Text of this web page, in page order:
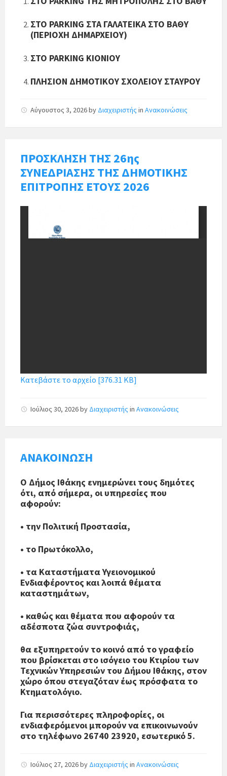
ΣΤΟ PARKING ΣΤΑ ΓΑΛΑΤΕΙΚΑ ΣΤΟ ΒΑΘΥ
(ΠΕΡΙΟΧΗ ΔΗΜΑΡΧΕΙΟΥ)
ΣΤΟ PARKING ΚΙΟΝΙΟΥ
ΠΛΗΣΙΟΝ ΔΗΜΟΤΙΚΟΥ ΣΧΟΛΕΙΟΥ ΣΤΑΥΡΟΥ
Αύγουστος 3, 2026by Διαχειριστής in Ανακοινώσεις
ΠΡΟΣΚΛΗΣΗ ΤΗΣ 26ης
ΣΥΝΕΔΡΙΑΣΗΣ ΤΗΣ ΔΗΜΟΤΙΚΗΣ
ΕΠΙΤΡΟΠΗΣ ΕΤΟΥΣ 2026
Κατεβάστε το αρχείο [376.31 KB]
Ιούλιος 30, 2026by Διαχειριστής in Ανακοινώσεις
ΑΝΑΚΟΙΝΩΣΗ
Ο Δήμος Ιθάκης ενημερώνει τους δημότες
ότι, από σήμερα, οι υπηρεσίες που
αφορούν:
• την Πολιτική Προστασία,
• το Πρωτόκολλο,
• τα Καταστήματα Υγειονομικού
Ενδιαφέροντος και λοιπά θέματα
καταστημάτων,
• καθώς και θέματα που αφορούν τα
αδέσποτα ζώα συντροφιάς,
θα εξυπηρετούν το κοινό από το γραφείο
που βρίσκεται στο ισόγειο του Κτιρίου των
Τεχνικών Υπηρεσιών του Δήμου Ιθάκης, στον
χώρο όπου στεγαζόταν έως πρόσφατα το
Κτηματολόγιο.
Για περισσότερες πληροφορίες, οι
ενδιαφερόμενοι μπορούν να επικοινωνούν
στο τηλέφωνο 26740 23920, εσωτερικό 5.
Ιούλιος 27, 2026by Διαχειριστής in Ανακοινώσεις